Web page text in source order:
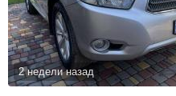
2 недели назад